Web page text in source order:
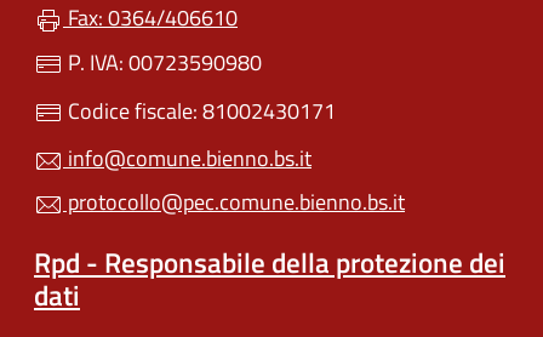
Fax: 0364/406610
P. IVA: 00723590980
Codice fiscale: 81002430171
info@comune.bienno.bs.it
protocollo@pec.comune.bienno.bs.it
Rpd - Responsabile della protezione dei
dati